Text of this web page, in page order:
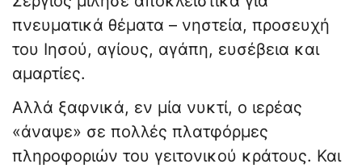
πνευματικά θέματα – νηστεία, προσευχή
του Ιησού, αγίους, αγάπη, ευσέβεια και
αμαρτίες.
Αλλά ξαφνικά, εν μία νυκτί, ο ιερέας
«άναψε» σε πολλές πλατφόρμες
πληροφοριών του γειτονικού κράτους. Και